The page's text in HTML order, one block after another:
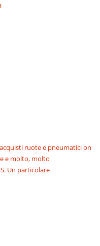
ruote e pneumatici on
e molto, molto
Un particolare